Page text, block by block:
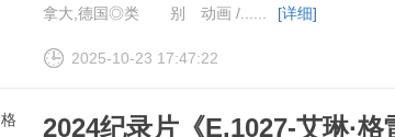
拿大,德国◎类 别 动画 /......
[详细]
2025-10-23 17:47:22
2024纪录片《E.1027-艾琳·格